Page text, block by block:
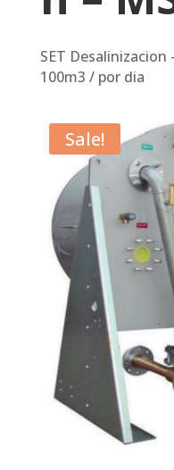
SET Desalinizacion
100m3 / por dia
Sale!